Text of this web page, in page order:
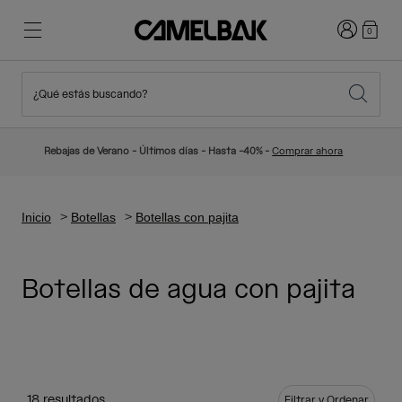
Novedades
Chalecos Hidratación
Iniciar0
¿Qué estás buscando?
Rebajas de Verano - Últimos días - Hasta -40% -Comprar ahora
Inicio Botellas Botellas con pajita
Botellas de agua con pajita